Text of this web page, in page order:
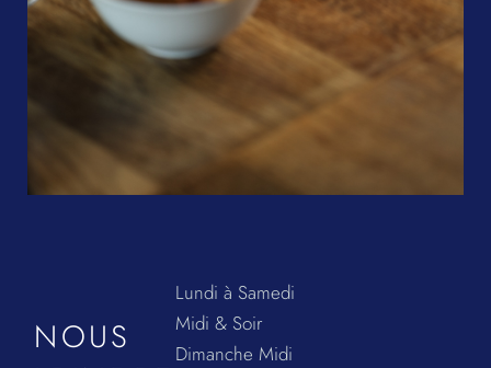
NOUS
Lundi à Samedi
Midi & Soir
Dimanche Midi